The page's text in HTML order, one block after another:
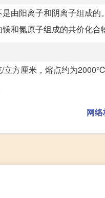
由阳离子和阴离子组成
和氮原子组成的共价化合
立方厘米，熔点约为
网络